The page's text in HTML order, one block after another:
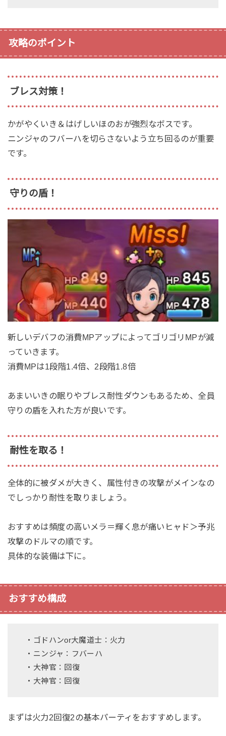
攻略のポイント
ブレス対策！
かがやくいき＆はげしいほのおが強烈なボスです。
ニンジャのフバーハを切らさないよう立ち回るのが重要
です。
守りの盾！
新しいデバフの消費MPアップによってゴリゴリMPが減
っていきます。
消費MPは1段階1.4倍、2段階1.8倍
あまいいきの眠りやブレス耐性ダウンもあるため、全員
守りの盾を入れた方が良いです。
耐性を取る！
全体的に被ダメが大きく、属性付きの攻撃がメインなの
でしっかり耐性を取りましょう。
おすすめは頻度の高いメラ＝輝く息が痛いヒャド＞予兆
攻撃のドルマの順です。
具体的な装備は下に。
おすすめ構成
・ゴドハンor大魔道士：火力
・ニンジャ：フバーハ
・大神官：回復
・大神官：回復
まずは火力2回復2の基本パーティをおすすめします。